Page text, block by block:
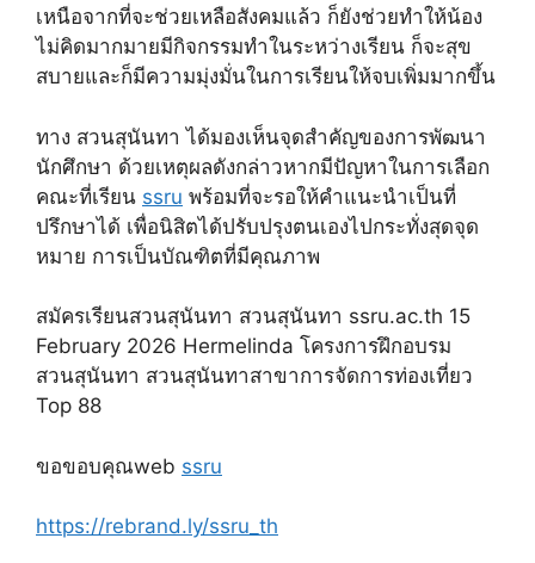
เหนือจากที่จะช่วยเหลือสังคมแล้ว ก็ยังช่วยทำให้น้อง
ไม่คิดมากมายมีกิจกรรมทำในระหว่างเรียน ก็จะสุข
สบายและก็มีความมุ่งมั่นในการเรียนให้จบเพิ่มมากขึ้น
ทาง สวนสุนันทา ได้มองเห็นจุดสำคัญของการพัฒนา
นักศึกษา ด้วยเหตุผลดังกล่าวหากมีปัญหาในการเลือก
คณะที่เรียน ssru พร้อมที่จะรอให้คำแนะนำเป็นที่
ปรึกษาได้ เพื่อนิสิตได้ปรับปรุงตนเองไปกระทั่งสุดจุด
หมาย การเป็นบัณฑิตที่มีคุณภาพ
สมัครเรียนสวนสุนันทา สวนสุนันทา ssru.ac.th 15
February 2026 Hermelinda โครงการฝึกอบรม
สวนสุนันทา สวนสุนันทาสาขาการจัดการท่องเที่ยว
Top 88
ขอขอบคุณweb ssru
https://rebrand.ly/ssru_th